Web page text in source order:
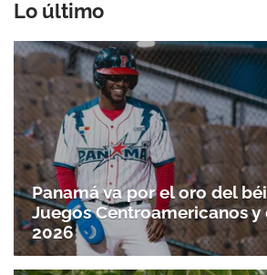
Lo último
Panamá va por el oro del
Juegos Centroamericanos y
2026